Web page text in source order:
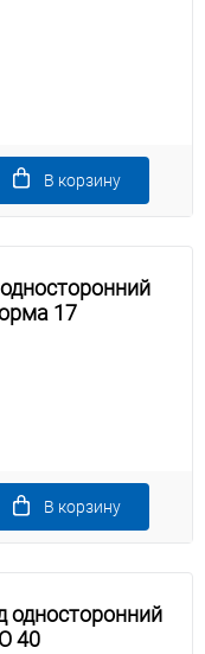
В корзину
17
В корзину
односторонний
40